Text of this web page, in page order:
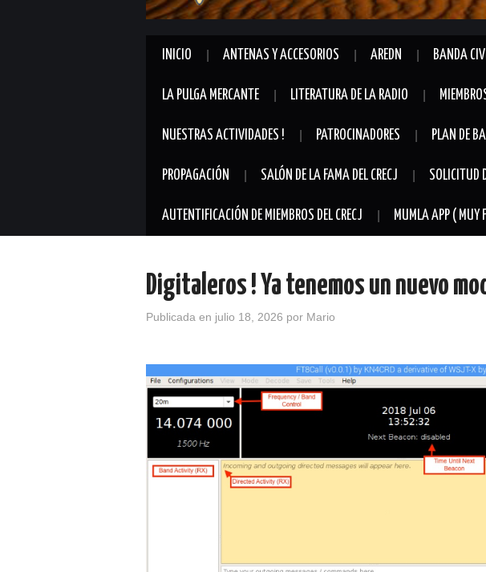
INICIO ANTENAS Y ACCESORIOS AREDN BANDA
LA PULGA MERCANTE LITERATURA DE LA RADIO
NUESTRAS ACTIVIDADES ! PATROCINADORES PLAN DE
PROPAGACIÓN SALÓN DE LA FAMA DEL CRECJ SOLICITUD
AUTENTIFICACIÓN DE MIEMBROS DEL CRECJ MUMLA APP ( MUY
Digitaleros ! Ya tenemos un nuevo
Publicada en julio 18, 2026 por Mario